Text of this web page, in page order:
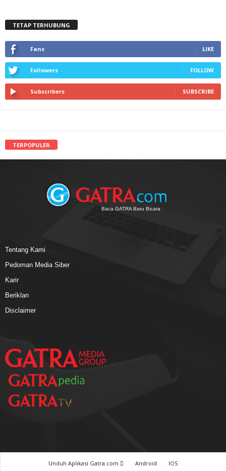
TETAP TERHUBUNG
Fans LIKE
Followers FOLLOW
Subscribers SUBSCRIBE
TERPOPULER
Baca GATRA Baru Bicara
Tentang Kami
Pedoman Media Siber
Karir
Beriklan
Disclaimer
Unduh Aplikasi Gatra.com Android IOS